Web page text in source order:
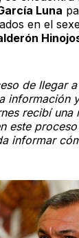
Luna
en el
de llegar
información
recibí una
este
informar